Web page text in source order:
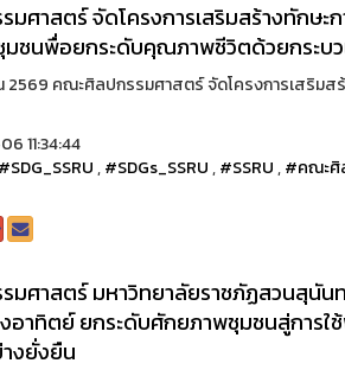
ศาสตร์ จัดโครงการเสริมสร้างทักษะก
มชนพื่อยกระดับคุณภาพชีวิตด้วยกระบ
2569 คณะศิลปกรรมศาสตร์ จัดโครงการเสริมส
11:34:44
#SDG_SSRU,#SDGs_SSRU,#SSRU,#คณะศิ
มศาสตร์ มหาวิทยาลัยราชภัฏสวนสุนัน
อาทิตย์ ยกระดับศักยภาพชุมชนสู่การใ
งยั่งยืน